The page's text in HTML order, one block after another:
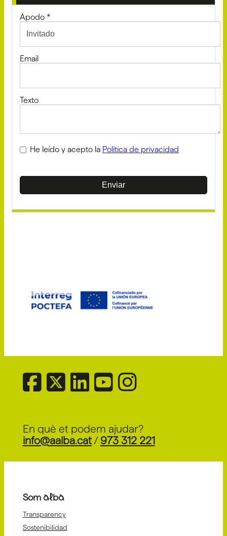
Apodo *
Email
Texto
He leído y acepto la Política de privacidad
Enviar
En què et podem ajudar?
info@aalba.cat/ 973 312 221
Som alba
Transparency
Sostenibilidad